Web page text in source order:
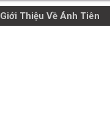
Giới Thiệu Về Ánh Tiên